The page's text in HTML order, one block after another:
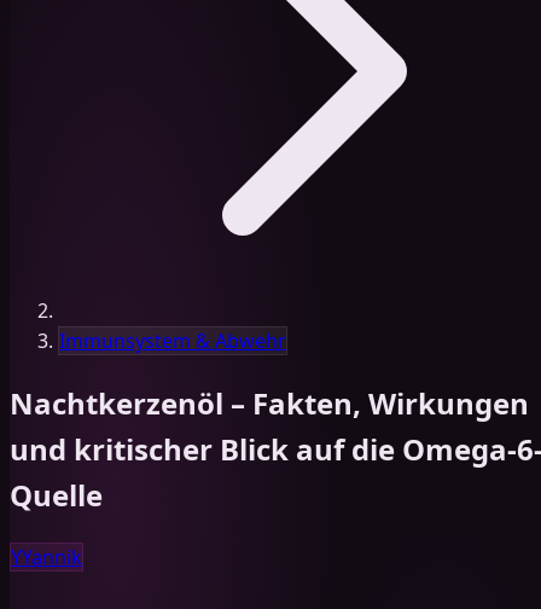
Immunsystem & Abwehr
Nachtkerzenöl – Fakten, Wirkungen
und kritischer Blick auf die Omega-
Quelle
YYannik